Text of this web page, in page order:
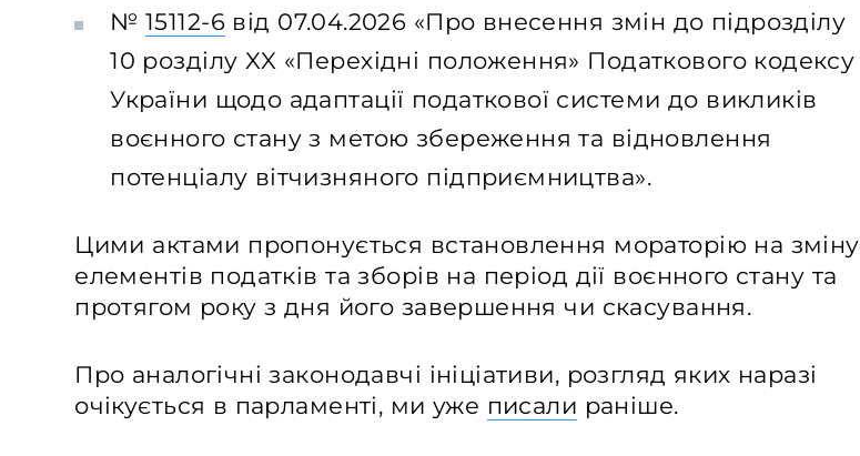
№15112-6від 07.04.2026 «Про внесення змін до підрозділу
10 розділу XX «Перехідні положення» Податкового кодексу
України щодо адаптації податкової системи до викликів
воєнного стану з метою збереження та відновлення
потенціалу вітчизняного підприємництва».
Цими актами пропонується встановлення мораторію на зміну
елементів податків та зборів на період дії воєнного стану та
протягом року з дня його завершення чи скасування.
Про аналогічні законодавчі ініціативи, розгляд яких наразі
очікується в парламенті, ми уже писали раніше.